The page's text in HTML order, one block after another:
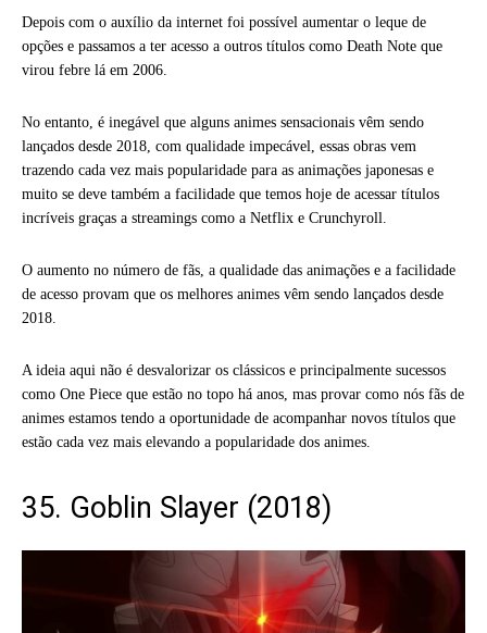
Depois com o auxílio da internet foi possível aumentar o leque de
opções e passamos a ter acesso a outros títulos como Death Note que
virou febre lá em 2006.
No entanto, é inegável que alguns animes sensacionais vêm sendo
lançados desde 2018, com qualidade impecável, essas obras vem
trazendo cada vez mais popularidade para as animações japonesas e
muito se deve também a facilidade que temos hoje de acessar títulos
incríveis graças a streamings como a Netflix e Crunchyroll.
O aumento no número de fãs, a qualidade das animações e a facilidade
de acesso provam que os melhores animes vêm sendo lançados desde
2018.
A ideia aqui não é desvalorizar os clássicos e principalmente sucessos
como One Piece que estão no topo há anos, mas provar como nós fãs de
animes estamos tendo a oportunidade de acompanhar novos títulos que
estão cada vez mais elevando a popularidade dos animes.
35. Goblin Slayer (2018)